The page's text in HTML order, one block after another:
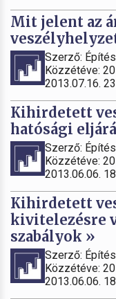
Mit jelent az
Szerző:
Közzétéve:
2013.07.16.
Kihirdetett
hatósági
Szerző:
Közzétéve:
2013.06.06.
Kihirdetett
kivitelezésre
szabályok »
Szerző:
Közzétéve:
2013.06.06.